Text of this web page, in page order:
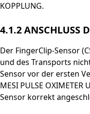
KOPPLUNG.
4.1.2ANSCHLUSS
Der FingerClip-Sensor
und des Transports
Sensor vor der ersten
MESI PULSE
Sensor korrekt